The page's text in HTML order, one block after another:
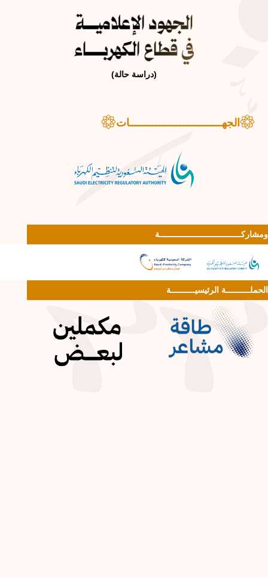
(دراسة حالة)
الجهـــــــــــــــــــــــــــــــات
ومشاركــــــــــــــــــــــــــــــــــة
الحملــــــــــة الرئيسيــــــــــة